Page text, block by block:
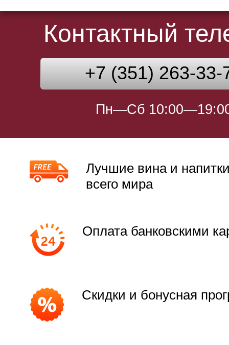
Контактный
+7 (351) 263-33-
Пн—Сб
Лучшие вина и
всего мира
Оплата банковскими
Скидки и бонусная